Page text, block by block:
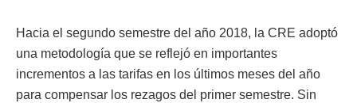
Hacia el segundo semestre del año 2018, la CRE adoptó
una metodología que se reflejó en importantes
incrementos a las tarifas en los últimos meses del año
para compensar los rezagos del primer semestre. Sin